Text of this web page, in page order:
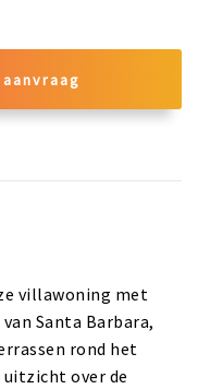
villawoning met
Santa Barbara,
rond het
over de